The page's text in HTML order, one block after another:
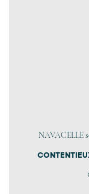
NAVACELLE